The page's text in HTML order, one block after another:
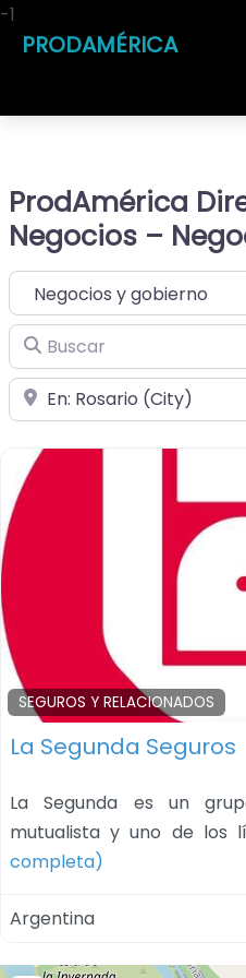
PRODAMÉRICA
ProdAmérica
Negocios –
Seleccionar el formulario de
Buscar
Cerca de
SEGUROS Y RELACIONADOS
La Segunda Seguros
La Segunda es un
mutualista y uno de los
completa)
Argentina
-1